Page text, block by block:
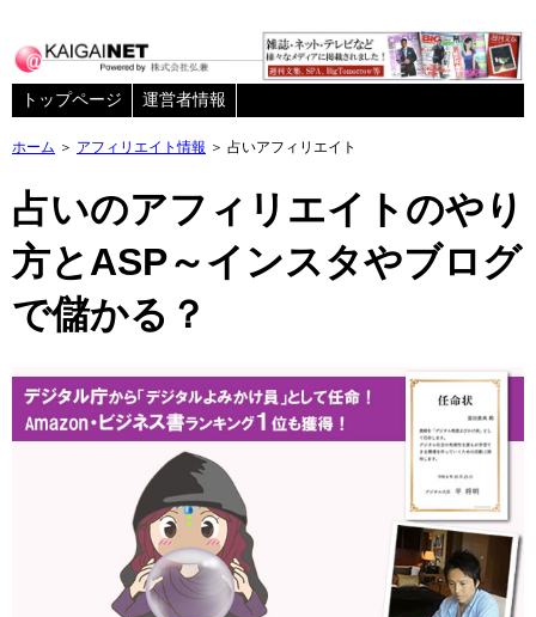
トップページ 運営者情報
ホーム ＞ アフィリエイト情報 ＞ 占いアフィリエイト
占いのアフィリエイトのやり
方とASP～インスタやブログ
で儲かる？